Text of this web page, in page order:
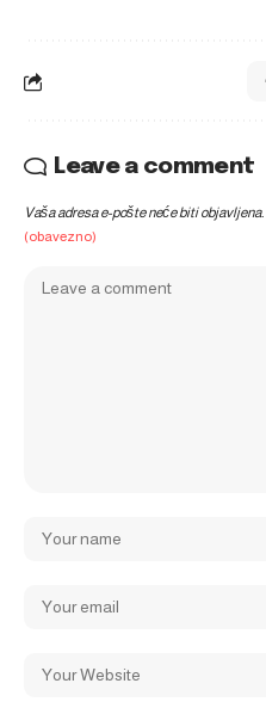
Leave a comment
Vaša adresa e-pošte neće biti objavljena.
(obavezno)